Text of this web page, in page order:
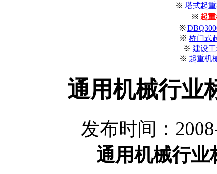
※ 塔式起
※ 起
※
※ 桥门式
※ 建设
※ 起重机
通用机械行业
发布时间：
通用机械行业